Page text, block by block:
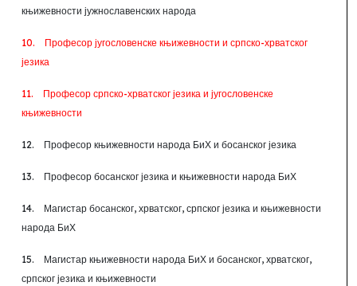
књижевности јужнославенских народа
10. Професор југословенске књижевности и српско-хрватског
језика
11. Професор српско-хрватског језика и југословенске
књижевности
12. Професор књижевности народа БиХ и босанског језика
13. Професор босанског језика и књижевности народа БиХ
14. Магистар босанског, хрватског, српског језика и књижевности
народа БиХ
15. Магистар књижевности народа БиХ и босанског, хрватског,
српског језика и књижевности